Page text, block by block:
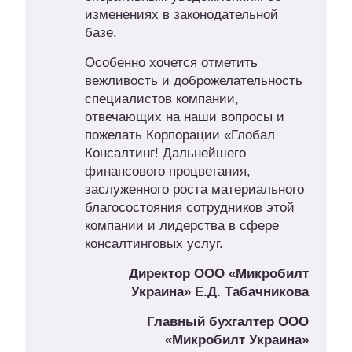
изменениях в законодательной
базе.
Особенно хочется отметить
вежливость и доброжелательность
специалистов компании,
отвечающих на наши вопросы и
пожелать Корпорации «Глобал
Консалтинг! Дальнейшего
финансового процветания,
заслуженного роста материального
благосостояния сотрудников этой
компании и лидерства в сфере
консалтинговых услуг.
Директор ООО «Микробилт
Украина» Е.Д. Табачникова
Главный бухгалтер ООО
«Микробилт Украина»